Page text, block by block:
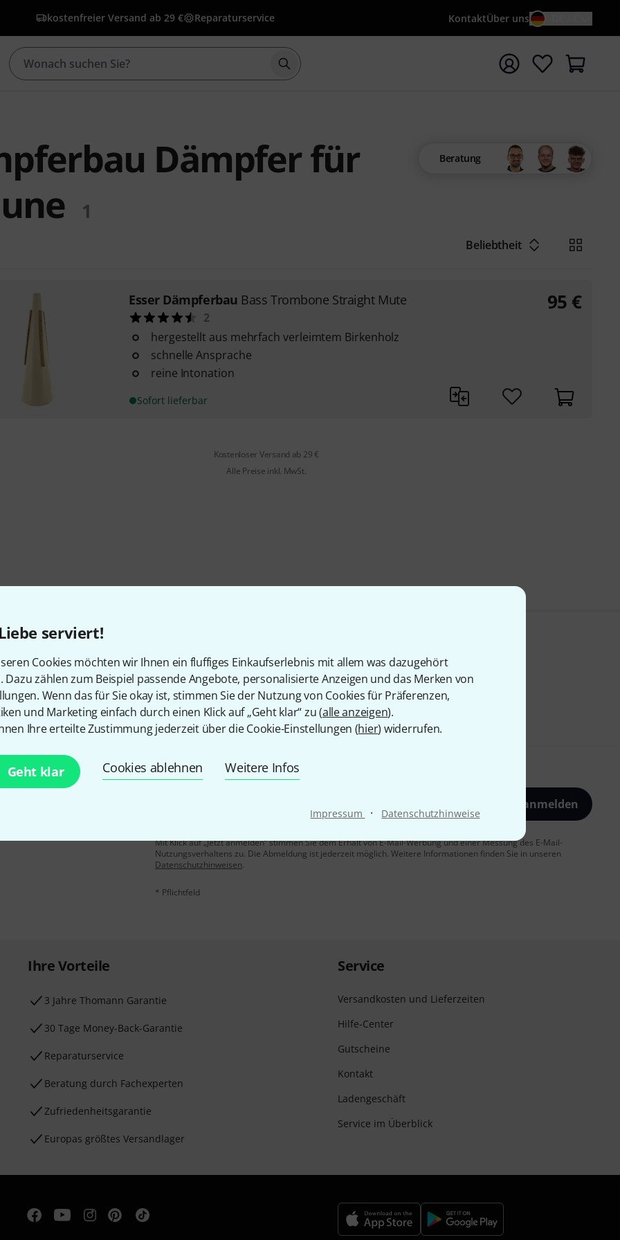
serviert!
Cookies möchten wir Ihnen ein fluffiges Einkaufserlebnis mit allem was dazugehört
Dazu zählen zum Beispiel passende Angebote, personalisierte Anzeigen und das Merken von
Wenn das für Sie okay ist, stimmen Sie der Nutzung von Cookies für Präferenzen,
und Marketing einfach durch einen Klick auf „Geht klar“ zu (alle anzeigen).
Ihre erteilte Zustimmung jederzeit über die Cookie-Einstellungen (hier) widerrufen.
Geht klar Cookies ablehnen Weitere Infos
Impressum · Datenschutzhinweise
kostenfreier Versand ab 29 € Reparaturservice KontaktÜber uns
Suche mit Suchwort {searchTerm} starten
Dämpfer für
1
Beratung
Beliebtheit
Esser Dämpferbau Bass Trombone Straight Mute
2
hergestellt aus mehrfach verleimtem Birkenholz
schnelle Ansprache
reine Intonation
Sofort lieferbar
95 €
Kostenloser Versand ab 29 €
Alle Preise inkl. MwSt.
Gefällt Ihnen, was Sie sehen?
Teilen Hilfe & Feedback
mit etwas Glück
Jetzt anmelden
Mit Klick auf „Jetzt anmelden“ stimmen Sie dem Erhalt von E-Mail-Werbung und einer Messung des E-Mail-
Nutzungsverhaltens zu. Die Abmeldung ist jederzeit möglich. Weitere Informationen finden Sie in unseren
Datenschutzhinweisen.
* Pflichtfeld
Ihre Vorteile
3 Jahre Thomann Garantie
30 Tage Money-Back-Garantie
Reparaturservice
Beratung durch Fachexperten
Zufriedenheitsgarantie
Europas größtes Versandlager
Service
Versandkosten und Lieferzeiten
Hilfe-Center
Gutscheine
Kontakt
Ladengeschäft
Service im Überblick